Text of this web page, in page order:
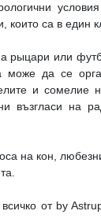
които са в един
рыцари или
може да се
и сомелие
възгласи на
на кон,
от by